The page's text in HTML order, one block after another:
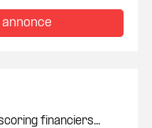
financiers...